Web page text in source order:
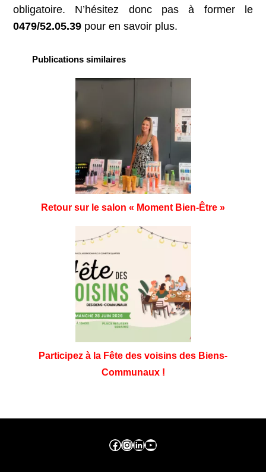
obligatoire. N’hésitez donc pas à former le
0479/52.05.39 pour en savoir plus.
Publications similaires
Retour sur le salon « Moment Bien-Être »
Participez à la Fête des voisins des Biens-
Communaux !
Facebook ville de seraing Instragram ville de seraing linkedin – ville de seraing YouTube